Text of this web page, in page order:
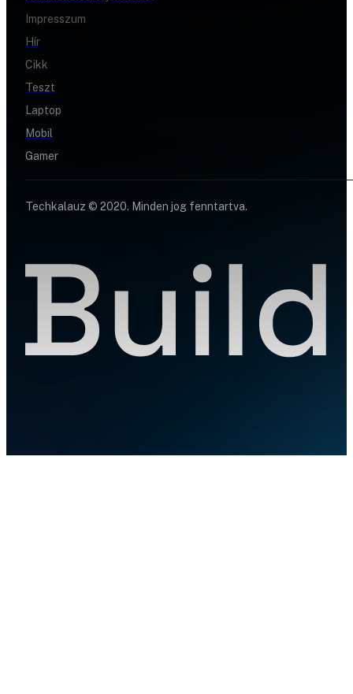
Impresszum
Hír
Cikk
Teszt
Laptop
Mobil
Gamer
Techkalauz © 2020. Minden jog fenntartva.